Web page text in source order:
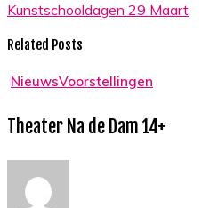
Kunstschooldagen 29 Maart
Related Posts
NieuwsVoorstellingen
de
Theater Na de Dam 14+